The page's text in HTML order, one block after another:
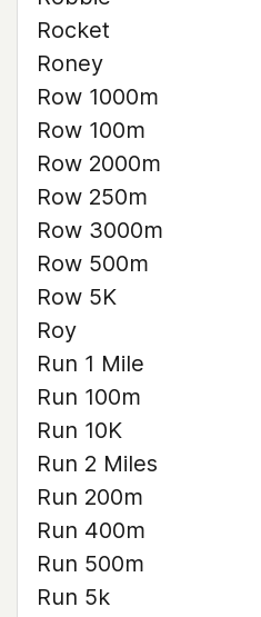
Rocket
Roney
Row 1000m
Row 100m
Row 2000m
Row 250m
Row 3000m
Row 500m
Row 5K
Roy
Run 1 Mile
Run 100m
Run 10K
Run 2 Miles
Run 200m
Run 400m
Run 500m
Run 5k